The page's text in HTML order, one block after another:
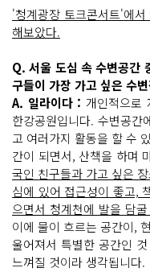
'청계광장 토크콘서트'에
해보았다.
Q. 서울 도심 속 수변공간
구들이 가장 가고 싶은 수
A. 일라이다 : 개인적으로
한강공원입니다. 수변공간
고 여러가지 활동을 할 수
간이 되면서, 산책을 하며
국인 친구들과 가고 싶은
심에 있어 접근성이 좋고,
으면서 청계천에 발을 담
이에 물이 흐르는 공간이,
울어져서 특별한 공간인
느껴질 것이라 생각됩니다.